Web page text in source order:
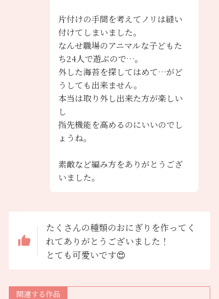
片付けの手間を考えてノリは縫い
付けてしまいました。
なんせ職場のアニマルな子どもた
ち24人で遊ぶので…。
外した海苔を探してはめて…がど
うしても出来ません。
本当は取り外し出来た方が楽しい
し
指先機能を高めるのにいいのでし
ょうね。
素敵など編み方をありがとうござ
いました。
たくさんの種類のおにぎりを作ってく
れてありがとうございました！
とても可愛いです😍
関連する作品